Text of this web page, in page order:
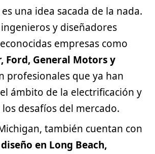
una idea sacada de la nada.
y diseñadores
empresas como
Ford, General Motors y
profesionales que ya han
ámbito de la electrificación y
desafíos del mercado.
también cuentan con
en Long Beach,